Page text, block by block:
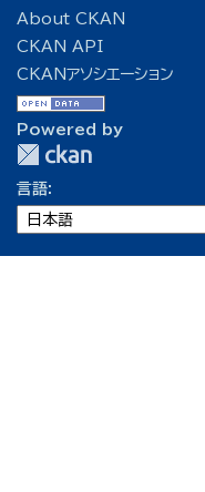
About CKAN
CKAN API
CKANアソシエーション
Powered by
言語